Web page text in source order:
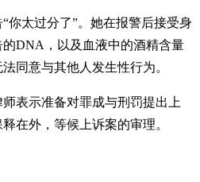
你太过分了”。她在报警后接受身
DNA，以及血液中的酒精含量
同意与其他人发生性行为。
表示准备对罪成与刑罚提出上
在外，等候上诉案的审理。